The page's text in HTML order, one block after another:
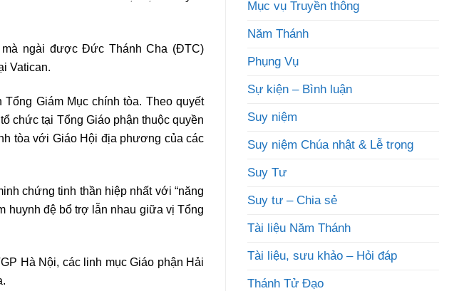
mà ngài được Đức Thánh Cha (ĐTC)
Vatican.
Giám Mục chính tòa. Theo quyết
chức tại Tổng Giáo phận thuộc quyền
tòa với Giáo Hội địa phương của các
chứng tinh thần hiệp nhất với “năng
huynh đệ bổ trợ lẫn nhau giữa vị Tổng
Hà Nội, các linh mục Giáo phận Hải
Mục vụ Truyền thông
Năm Thánh
Phụng Vụ
Sự kiện – Bình luận
Suy niệm
Suy niệm Chúa nhật & Lễ trọng
Suy Tư
Suy tư – Chia sẻ
Tài liệu Năm Thánh
Tài liệu, sưu khảo – Hỏi đáp
Thánh Tử Đạo